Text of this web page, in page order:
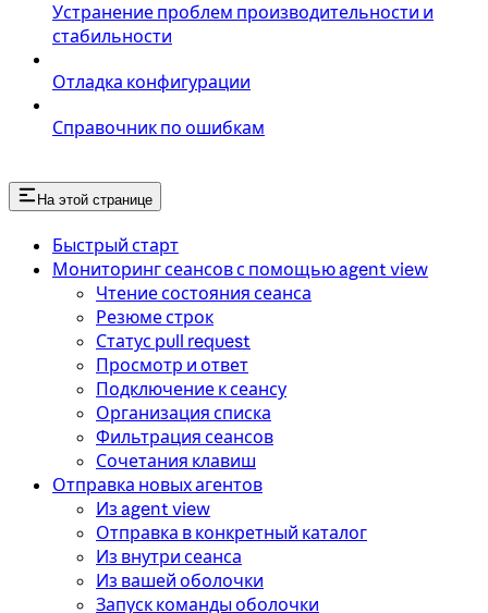
Устранение проблем производительности и
стабильности
Отладка конфигурации
Справочник по ошибкам
На этой странице
Быстрый старт
Мониторинг сеансов с помощью agent view
Чтение состояния сеанса
Резюме строк
Статус pull request
Просмотр и ответ
Подключение к сеансу
Организация списка
Фильтрация сеансов
Сочетания клавиш
Отправка новых агентов
Из agent view
Отправка в конкретный каталог
Из внутри сеанса
Из вашей оболочки
Запуск команды оболочки